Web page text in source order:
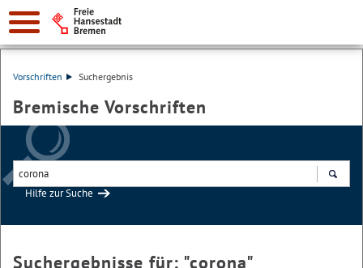
Vorschriften Suchergebnis
Bremische Vorschriften
Hilfe zur Suche
Suchergebnisse für: "corona"